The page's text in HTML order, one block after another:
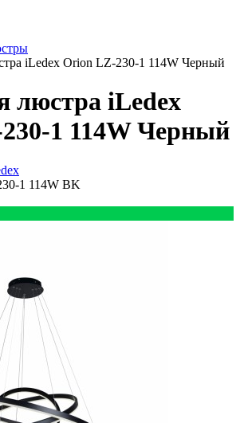
iLedex Orion LZ-230-1 114W Черный
люстра iLedex
1 114W Черный
1 114W BK